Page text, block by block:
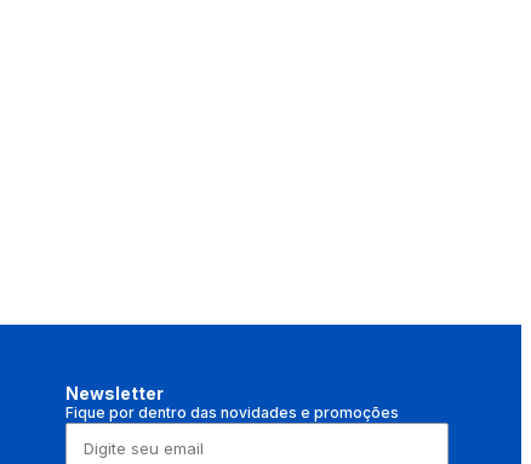
Newsletter
Fique por dentro das novidades e promoções